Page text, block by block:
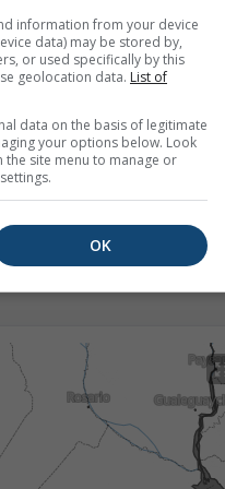
o počasí ve 3
information from your device
data) may be stored by,
or used specifically by this
geolocation data. List of
data on the basis of legitimate
your options below. Look
site menu to manage or
OK